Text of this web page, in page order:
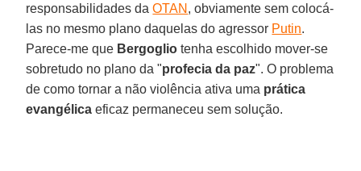
responsabilidades daOTAN , obviamente sem colocá-
las no mesmo plano daquelas do agressor Putin.
Parece-me que Bergoglio tenha escolhido mover-se
sobretudo no plano da "profecia da paz". O problema
de como tornar a não violência ativa uma prática
evangélica eficaz permaneceu sem solução.